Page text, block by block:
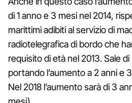
di 1 anno e 3 mesi nel 2014,
marittimi adibiti al servizio di
radiotelegrafica di bordo che
requisito di età nel 2013. Sale
portando l’aumento a 2 anni e
Nel 2018 l’aumento sarà di 3